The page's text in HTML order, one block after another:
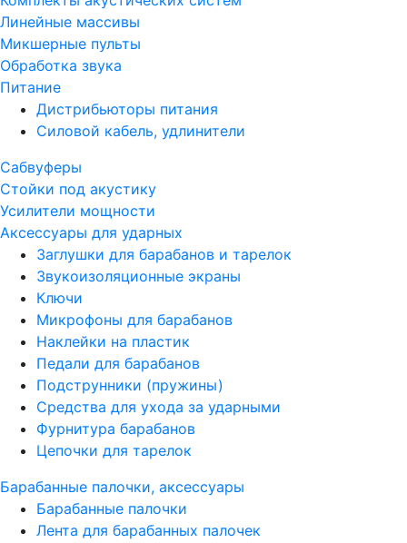
Линейные массивы
Микшерные пульты
Обработка звука
Питание
Дистрибьюторы питания
Силовой кабель, удлинители
Сабвуферы
Стойки под акустику
Усилители мощности
Аксессуары для ударных
Заглушки для барабанов и тарелок
Звукоизоляционные экраны
Ключи
Микрофоны для барабанов
Наклейки на пластик
Педали для барабанов
Подструнники (пружины)
Средства для ухода за ударными
Фурнитура барабанов
Цепочки для тарелок
Барабанные палочки, аксессуары
Барабанные палочки
Лента для барабанных палочек